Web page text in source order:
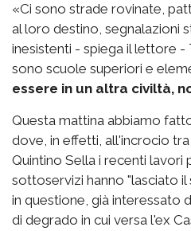
«Ci sono strade rovinate,
al loro destino, segnalazioni
inesistenti - spiega il lettore
sono scuole superiori e
essere in un altra civiltà,
Questa mattina abbiamo
dove, in effetti, all'incrocio
Quintino Sella i recenti lavori
sottoservizi hanno "lasciato
in questione, già interessato
di degrado in cui versa l'ex